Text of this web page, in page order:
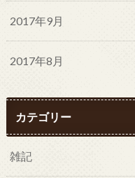
2017年9月
2017年8月
カテゴリー
雑記